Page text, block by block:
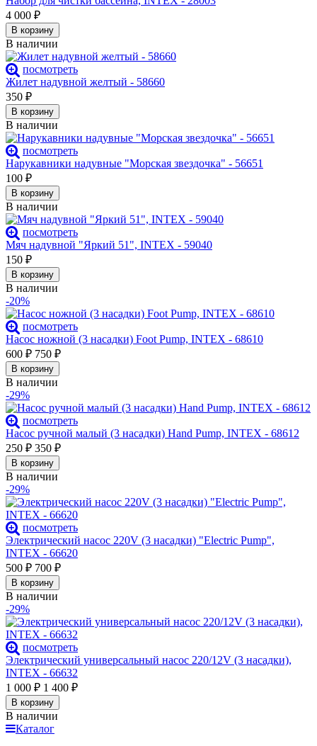
4 000 ₽
В корзину
В наличии
посмотреть
Жилет надувной желтый - 58660
350 ₽
В корзину
В наличии
посмотреть
Нарукавники надувные "Морская звездочка" - 56651
100 ₽
В корзину
В наличии
посмотреть
Мяч надувной "Яркий 51", INTEX - 59040
150 ₽
В корзину
В наличии
-20%
посмотреть
Насос ножной (3 насадки) Foot Pump, INTEX - 68610
600 ₽ 750 ₽
В корзину
В наличии
-29%
посмотреть
Насос ручной малый (3 насадки) Hand Pump, INTEX - 68612
250 ₽ 350 ₽
В корзину
В наличии
-29%
посмотреть
Электрический насос 220V (3 насадки) "Electric Pump",
INTEX - 66620
500 ₽ 700 ₽
В корзину
В наличии
-29%
посмотреть
Электрический универсальный насос 220/12V (3 насадки),
INTEX - 66632
1 000 ₽ 1 400 ₽
В корзину
В наличии
Каталог